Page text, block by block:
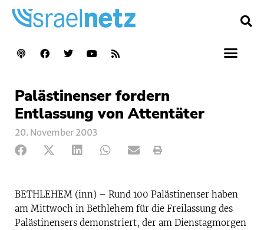
Palästinenser fordern
Entlassung von Attentäter
20. November 2003
BETHLEHEM (inn) – Rund 100 Palästinenser haben
am Mittwoch in Bethlehem für die Freilassung des
Palästinensers demonstriert, der am Dienstagmorgen